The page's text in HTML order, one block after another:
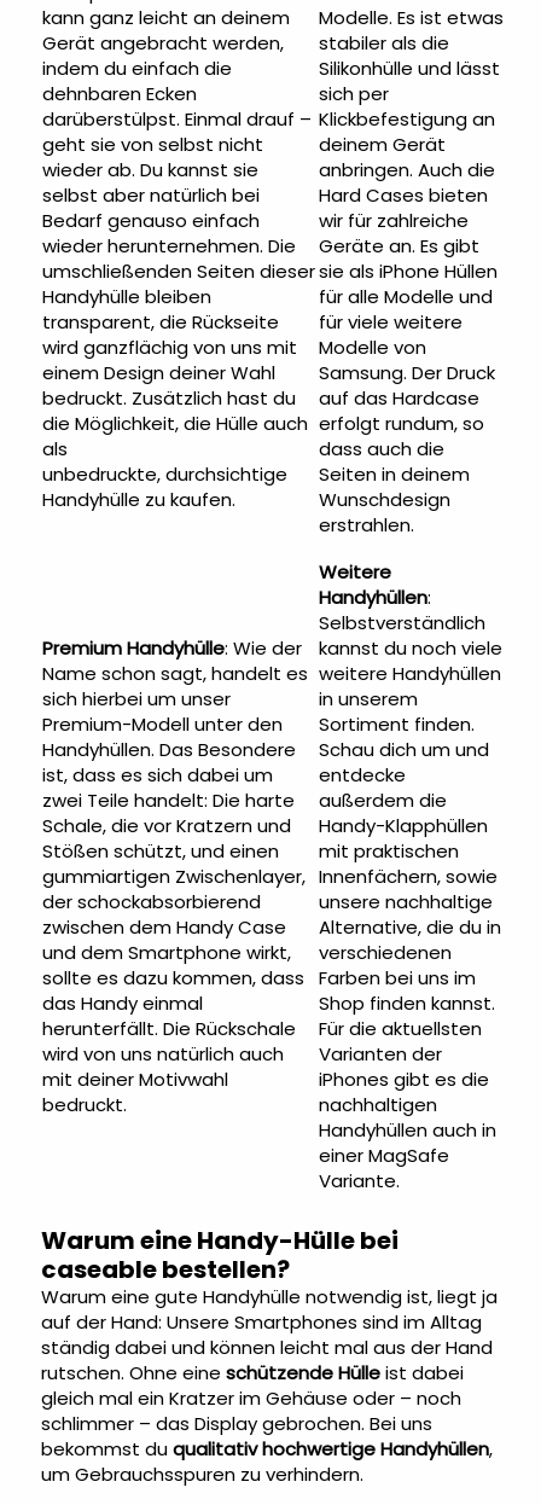
kann ganz leicht an deinem
Gerät angebracht werden,
indem du einfach die
dehnbaren Ecken
darüberstülpst. Einmal drauf –
geht sie von selbst nicht
wieder ab. Du kannst sie
selbst aber natürlich bei
Bedarf genauso einfach
wieder herunternehmen. Die
umschließenden Seiten dieser
Handyhülle bleiben
transparent, die Rückseite
wird ganzflächig von uns mit
einem Design deiner Wahl
bedruckt. Zusätzlich hast du
die Möglichkeit, die Hülle auch
als
unbedruckte, durchsichtige
Handyhülle zu kaufen.
Modelle. Es ist etwas
stabiler als die
Silikonhülle und lässt
sich per
Klickbefestigung an
deinem Gerät
anbringen. Auch die
Hard Cases bieten
wir für zahlreiche
Geräte an. Es gibt
sie als iPhone Hüllen
für alle Modelle und
für viele weitere
Modelle von
Samsung. Der Druck
auf das Hardcase
erfolgt rundum, so
dass auch die
Seiten in deinem
Wunschdesign
erstrahlen.
Premium Handyhülle: Wie der
Name schon sagt, handelt es
sich hierbei um unser
Premium-Modell unter den
Handyhüllen. Das Besondere
ist, dass es sich dabei um
zwei Teile handelt: Die harte
Schale, die vor Kratzern und
Stößen schützt, und einen
gummiartigen Zwischenlayer,
der schockabsorbierend
zwischen dem Handy Case
und dem Smartphone wirkt,
sollte es dazu kommen, dass
das Handy einmal
herunterfällt. Die Rückschale
wird von uns natürlich auch
mit deiner Motivwahl
bedruckt.
Weitere
Handyhüllen:
Selbstverständlich
kannst du noch viele
weitere Handyhüllen
in unserem
Sortiment finden.
Schau dich um und
entdecke
außerdem die
Handy-Klapphüllen
mit praktischen
Innenfächern, sowie
unsere nachhaltige
Alternative, die du in
verschiedenen
Farben bei uns im
Shop finden kannst.
Für die aktuellsten
Varianten der
iPhones gibt es die
nachhaltigen
Handyhüllen auch in
einer MagSafe
Variante.
Warum eine Handy-Hülle bei
caseable bestellen?
Warum eine gute Handyhülle notwendig ist, liegt ja
auf der Hand: Unsere Smartphones sind im Alltag
ständig dabei und können leicht mal aus der Hand
rutschen. Ohne eine schützende Hülleist dabei
gleich mal ein Kratzer im Gehäuse oder – noch
schlimmer – das Display gebrochen. Bei uns
bekommst duqualitativ hochwertige Handyhüllen,
um Gebrauchsspuren zu verhindern.